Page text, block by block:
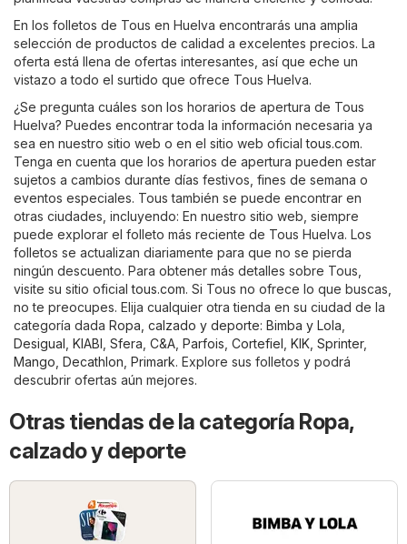
En los folletos de Tous en Huelva encontrarás una amplia
selección de productos de calidad a excelentes precios. La
oferta está llena de ofertas interesantes, así que eche un
vistazo a todo el surtido que ofrece Tous Huelva.
¿Se pregunta cuáles son los horarios de apertura de Tous
Huelva? Puedes encontrar toda la información necesaria ya
sea en nuestro sitio web o en el sitio web oficialtous.com.
Tenga en cuenta que los horarios de apertura pueden estar
sujetos a cambios durante días festivos, fines de semana o
eventos especiales. Tous también se puede encontrar en
otras ciudades, incluyendo: En nuestro sitio web, siempre
puede explorar el folleto más reciente de Tous Huelva. Los
folletos se actualizan diariamente para que no se pierda
ningún descuento. Para obtener más detalles sobre Tous,
visite su sitio oficialtous.com. Si Tous no ofrece lo que buscas,
no te preocupes. Elija cualquier otra tienda en su ciudad de la
categoría dada Ropa, calzado y deporte: Bimba y Lola,
Desigual, KIABI, Sfera, C&A, Parfois, Cortefiel, KIK, Sprinter,
Mango, Decathlon, Primark. Explore sus folletos y podrá
descubrir ofertas aún mejores.
Otras tiendas de la categoría Ropa,
calzado y deporte